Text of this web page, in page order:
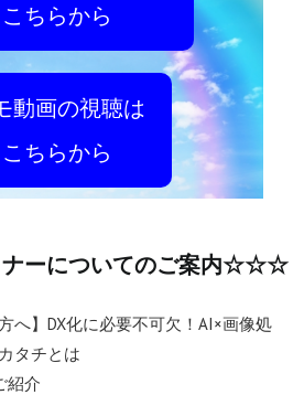
こちらから
動画の視聴は
こちらから
ーについてのご案内☆☆☆
へ】DX化に必要不可欠！AI×画像処
タチとは
紹介